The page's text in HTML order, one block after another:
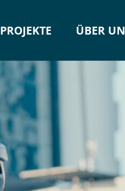
PROJEKTE ÜBER